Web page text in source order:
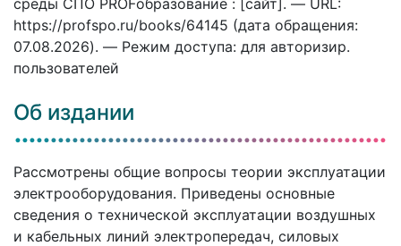
https://profspo.ru/books/64145 (дата обращения:
07.08.2026). — Режим доступа: для авторизир.
пользователей
Об издании
Рассмотрены общие вопросы теории эксплуатации
электрооборудования. Приведены основные
сведения о технической эксплуатации воздушных
и кабельных линий электропередач, силовых